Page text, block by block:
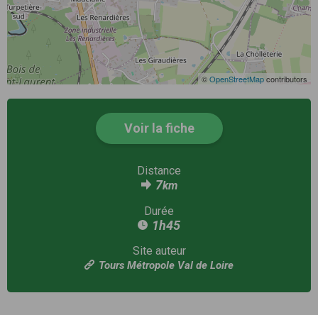
©OpenStreetMapcontributors
Voir la fiche
Distance
7km
Durée
1h45
Site auteur
Tours Métropole Val de Loire